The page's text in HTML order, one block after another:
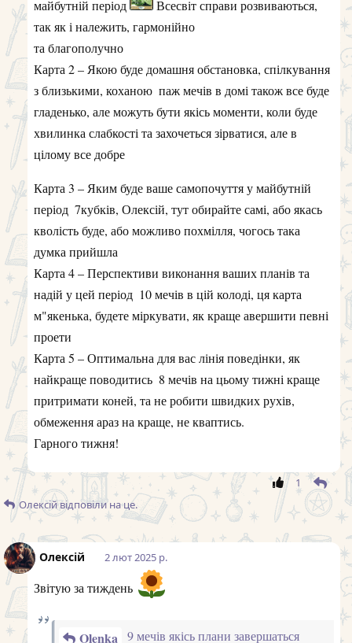
кволість буде, або можливо похмілля, чогось така
думка прийшла
Карта 4 – Перспективи виконання ваших планів та
надій у цей період10 мечів в цій колоді, ця карта
м"якенька, будете міркувати, як краще авершити певні
проети
Карта 5 – Оптимальна для вас лінія поведінки, як
притримати коней, та не робити швидких рухів,
обмеження араз на краще, не кваптись.
Гарного тижня!
1
Олексійвідповіли на це.
Олексій
Звітую за тиждень
Olenka 9 мечів якісь плани завершаться
остоточно, ті які віджили себе. або
безперспективні, не варто жалкувати, це повинно
було статися
У мене є сайт, яким я майже не займаюсь, а на цьому
тижні заскочив себе на думці, що може воно мені й не
треба
Olenka 9 жезлів все за протоколом, також
ексцесів